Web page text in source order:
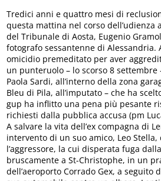
Tredici anni e quattro mesi di
questa mattina nel corso dell’udienza
del Tribunale di Aosta, Eugenio
fotografo sessantenne di Alessandria.
omicidio premeditato per aver
un punteruolo – lo scorso 8 settembre
Paola Sardi, all’interno della zona
Bleu di Pila, all’imputato – che ha
gup ha inflitto una pena più pesante
richiesti dalla pubblica accusa (pm
A salvare la vita dell’ex compagna di
intervento di un suo amico, Leo
l’aggressore, la cui disperata fuga
bruscamente a St-Christophe, in un
dell’aeroporto Corrado Gex, a seguito